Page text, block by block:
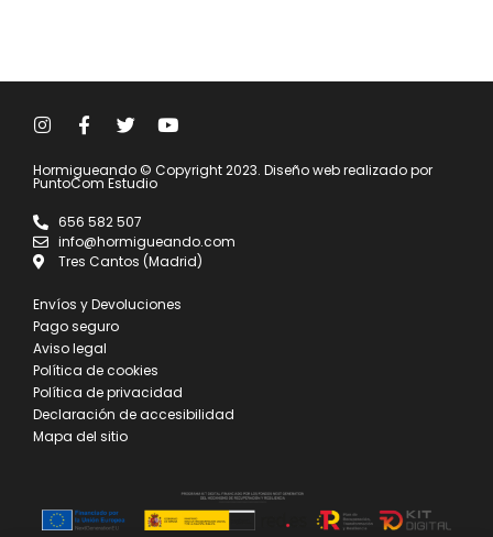
Hormigueando © Copyright 2023. Diseño web realizado por
PuntoCom Estudio
656 582 507
info@hormigueando.com
Tres Cantos (Madrid)
Envíos y Devoluciones
Pago seguro
Aviso legal
Política de cookies
Política de privacidad
Declaración de accesibilidad
Mapa del sitio